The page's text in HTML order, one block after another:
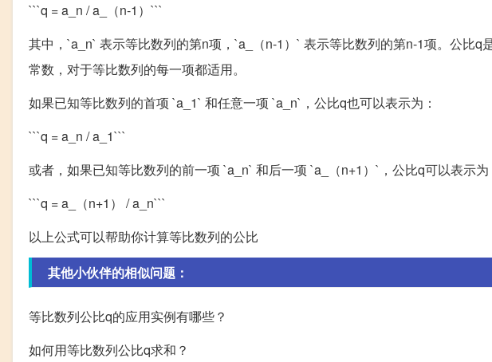
```q = a_n / a_（n-1）```
其中，`a_n` 表示等比数列的第n项，`a_（n-1）` 表示等比数列的第n-1项。公比
常数，对于等比数列的每一项都适用。
如果已知等比数列的首项 `a_1` 和任意一项 `a_n`，公比q也可以表示为：
```q = a_n / a_1```
或者，如果已知等比数列的前一项 `a_n` 和后一项 `a_（n+1）`，公比q可以表示为
```q = a_（n+1） / a_n```
以上公式可以帮助你计算等比数列的公比
其他小伙伴的相似问题：
等比数列公比q的应用实例有哪些？
如何用等比数列公比q求和？